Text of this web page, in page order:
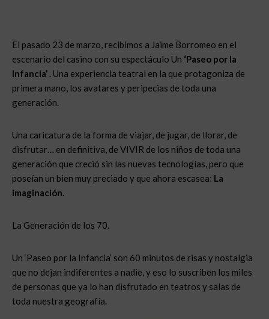
El pasado 23 de marzo, recibimos a Jaime Borromeo en el
escenario del casino con su espectáculo Un ‘Paseo por la
Infancia’ . Una experiencia teatral en la que protagoniza de
primera mano, los avatares y peripecias de toda una
generación.
Una caricatura de la forma de viajar, de jugar, de llorar, de
disfrutar… en definitiva, de VIVIR de los niños de toda una
generación que creció sin las nuevas tecnologías, pero que
poseían un bien muy preciado y que ahora escasea: La
imaginación.
La Generación de los 70.
Un ‘Paseo por la Infancia’ son 60 minutos de risas y nostalgia
que no dejan indiferentes a nadie, y eso lo suscriben los miles
de personas que ya lo han disfrutado en teatros y salas de
toda nuestra geografía.